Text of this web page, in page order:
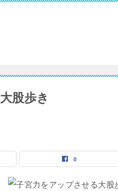
股歩き
0